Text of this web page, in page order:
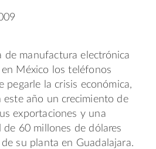
de manufactura electrónica
en México los teléfonos
pegarle la crisis económica,
este año un crecimiento de
exportaciones y una
60 millones de dólares
su planta en Guadalajara.